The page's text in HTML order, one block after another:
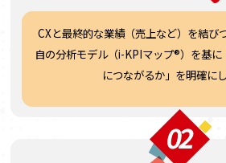
CXと最終的な業績（売上など）を結び
自の分析モデル（i-KPIマップ®）を基に
につながるか」 を明確に